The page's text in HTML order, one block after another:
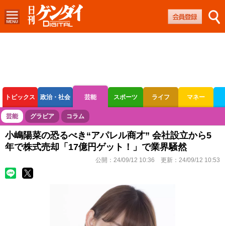
トピックス 政治・社会 芸能 スポーツ ライフ マネー
ボートレース 競輪 オートレース
芸能 グラビア コラム
小嶋陽菜の恐るべき“アパレル商才” 会社設立から5
年で株式売却「17億円ゲット！」で業界騒然
公開： 24/09/12 10:36 更新： 24/09/12 10:53